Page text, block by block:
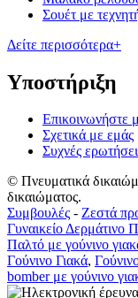
Σουέτ με
Δείτε περισσότερα+
Υποστήριξη
Επικοινωνήστε
Σχετικά με εμάς
Συχνές
© Πνευματικά
δικαιώματος.
Συμβουλές - Ζεστά
Γυναικείο Δερμάτινο
Παλτό με γούνινο
Γούνινο Γιακά,
bomber με γούνινο